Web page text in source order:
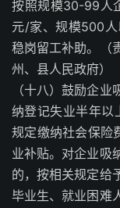
按照规模30-99人
元/家、规模500
稳岗留工补助。（
州、县人民政府）
（十八）鼓励企
纳登记失业半年以
规定缴纳社会保险
业补贴。对企业吸
的，按相关规定给
毕业生、就业困难